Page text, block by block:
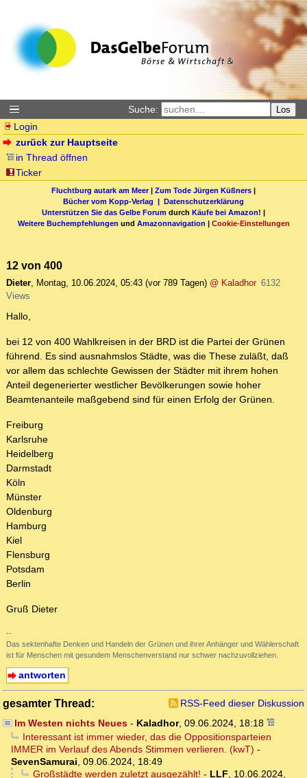
Suche: Los
Login
zurück zur Hauptseite
in Thread öffnen
Ticker
Fluchtburg autark am Meer| Zum Tode Jürgen Küßners |
Bücher vom Kopp-Verlag | Datenschutzerklärung
Unterstützen Sie das Gelbe Forum durch Käufe bei Amazon! |
Weitere Buchempfehlungen und Amazonnavigation | Cookie-Einstellungen
12 von 400
Dieter, Montag, 10.06.2024, 05:43 (vor 789 Tagen) @ Kaladhor 6132
Views
Hallo,
bei 12 von 400 Wahlkreisen in der BRD ist die Partei der Grünen
führend. Es sind ausnahmslos Städte, was die These zuläßt, daß
vor allem das schlechte Gewissen der Städter mit ihrem hohen
Anteil degenerierter westlicher Bevölkerungen sowie hoher
Beamtenanteile maßgebend sind für einen Erfolg der Grünen.
Freiburg
Karlsruhe
Heidelberg
Darmstadt
Köln
Münster
Oldenburg
Hamburg
Kiel
Flensburg
Potsdam
Berlin
Gruß Dieter
--
Das sektenhafte Denken und Handeln der Grünen und ihrer Anhänger und Wählerschaft
ist für Menschen mit gesundem Menschenverstand nur schwer nachzuvollziehen.
antworten
gesamter Thread:
RSS-Feed dieser Diskussion
Im Westen nichts Neues- Kaladhor, 09.06.2024, 18:18
Interessant ist immer wieder, das die Oppositionsparteien
IMMER im Verlauf des Abends Stimmen verlieren. (kwT) -
SevenSamurai, 09.06.2024, 18:49
Großstädte werden zuletzt ausgezählt! - LLF, 10.06.2024,